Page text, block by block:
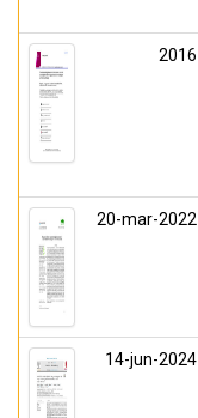
2016
20-mar-2022
14-jun-2024